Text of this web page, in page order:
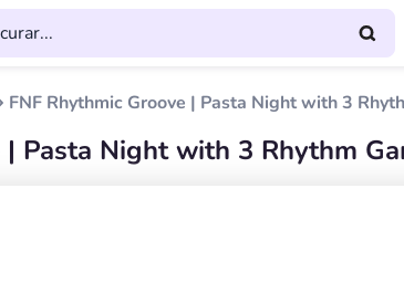
FNF Rhythmic Groove | Pasta Night with 3
| Pasta Night with 3 Rhythm